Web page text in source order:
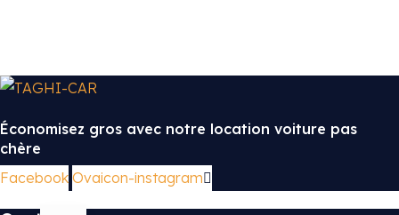
Économisez gros avec notre location voiture pas
chère
Facebook Ovaicon-instagram